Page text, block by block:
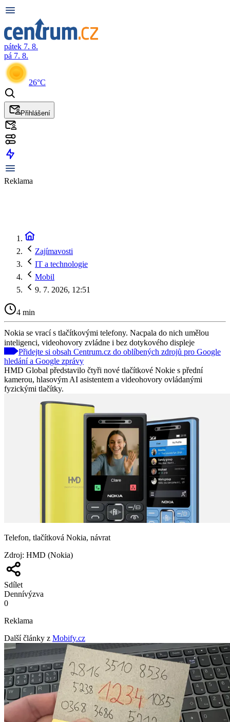
pátek 7. 8.
pá 7. 8.
26°C
Přihlášení
Reklama
Zajímavosti
IT a technologie
Mobil
9. 7. 2026, 12:51
4 min
Nokia se vrací s tlačítkovými telefony. Nacpala do nich umělou
inteligenci, videohovory zvládne i bez dotykového displeje
Přidejte si obsah Centrum.cz do oblíbených zdrojů pro Google
hledání a Google zprávy
HMD Global představilo čtyři nové tlačítkové Nokie s přední
kamerou, hlasovým AI asistentem a videohovory ovládanými
fyzickými tlačítky.
Telefon, tlačítková Nokia, návrat
Zdroj: HMD (Nokia)
Sdílet
Dennívýzva
0
Reklama
Další články z Mobify.cz